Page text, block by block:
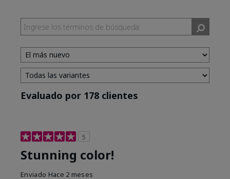
Evaluado por 178 clientes
5
Stunning color!
Enviado Hace 2 meses